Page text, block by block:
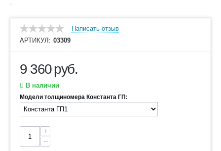
Написать отзыв
АРТИКУЛ: 03309
9 360руб.
В наличии
Модели толщиномера Константа ГП:
+
−